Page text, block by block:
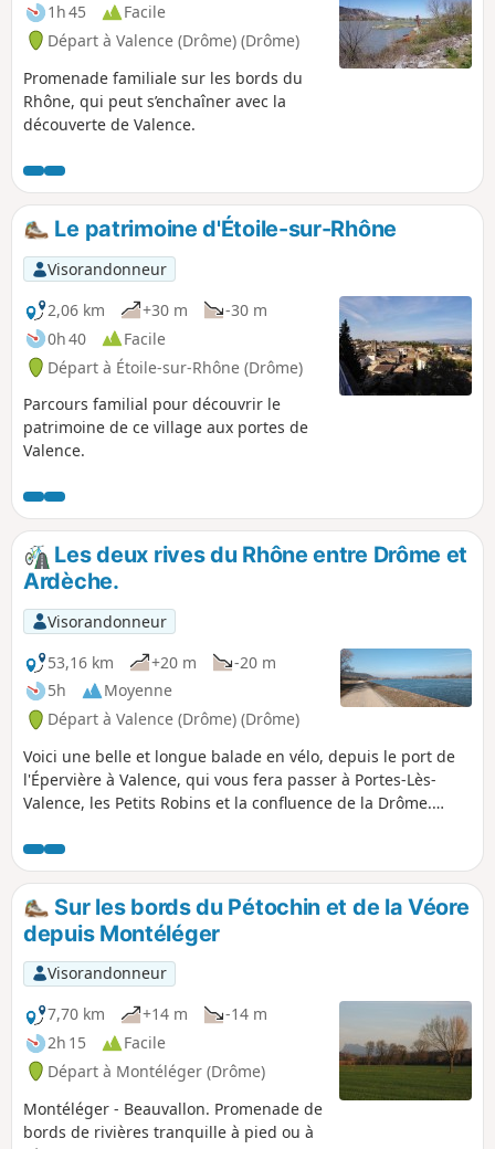
1h 45
Facile
Départ à Valence (Drôme) (Drôme)
Promenade familiale sur les bords du
Rhône, qui peut s’enchaîner avec la
découverte de Valence.
Le patrimoine d'Étoile-sur-Rhône
Visorandonneur
2,06 km
+30 m
-30 m
0h 40
Facile
Départ à Étoile-sur-Rhône (Drôme)
Parcours familial pour découvrir le
patrimoine de ce village aux portes de
Valence.
Les deux rives du Rhône entre Drôme et
Ardèche.
Visorandonneur
53,16 km
+20 m
-20 m
5h
Moyenne
Départ à Valence (Drôme) (Drôme)
Voici une belle et longue balade en vélo, depuis le port de
l'Épervière à Valence, qui vous fera passer à Portes-Lès-
Valence, les Petits Robins et la confluence de la Drôme.
Charme-Sur Rhône, Soyons et retour au port par le Pont des
Lônes.
Sur les bords du Pétochin et de la Véore
depuis Montéléger
Visorandonneur
7,70 km
+14 m
-14 m
2h 15
Facile
Départ à Montéléger (Drôme)
Montéléger - Beauvallon. Promenade de
bords de rivières tranquille à pied ou à